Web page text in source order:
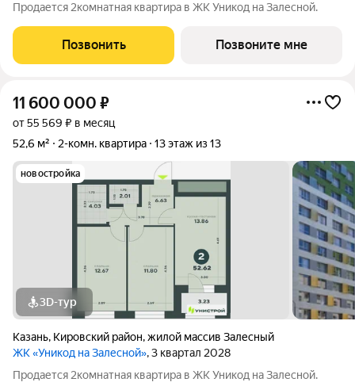
Продается 2комнатная квартира в ЖК Уникод на Залесной.
Позвонить Позвоните мне
11 600 000 ₽
от 55 569 ₽ в месяц
52,6 м²
2-комн. квартира 13 этаж из 13
новостройка
3D-тур
Казань, Кировский район,жилой массив Залесный
ЖК «Уникод на Залесной», 3 квартал 2028
Продается 2комнатная квартира в ЖК Уникод на Залесной.